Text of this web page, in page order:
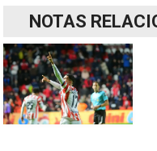
NOTAS